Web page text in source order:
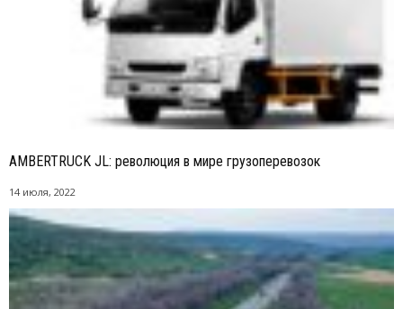
AMBERTRUCK JL: революция в мире грузоперевозок
14 июля, 2022